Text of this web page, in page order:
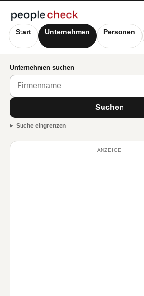
Start Unternehmen Personen
Unternehmen suchen
Suchen
Suche eingrenzen
ANZEIGE